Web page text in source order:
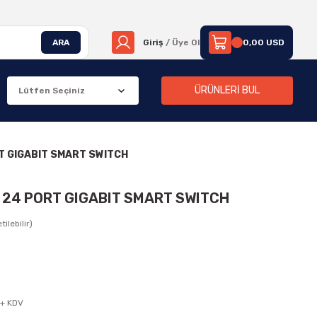
ARA Giriş / Üye Ol 0,00 USD
ÜRÜNLERİ BUL
SMART SWITCH
PORT GIGABIT SMART SWITCH
KDV